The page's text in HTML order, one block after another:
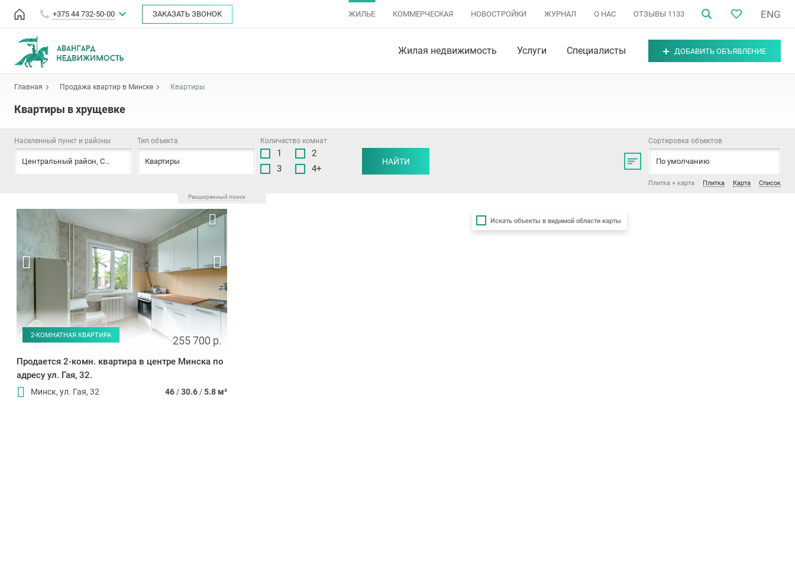
+375 44 732-50-00 ЗАКАЗАТЬ ЗВОНОК ЖИЛЬЕ КОММЕРЧЕСКАЯ НОВОСТРОЙКИ ЖУРНАЛ О НАС ОТЗЫВЫ 1133 ENG
Жилая недвижимость Услуги Специалисты ДОБАВИТЬ ОБЪЯВЛЕНИЕ
Главная Продажа квартир в Минске Квартиры
Квартиры в хрущевке
Населенный пункт и районы
Центральный район, Советский район ,Первомайский район Партизанский район Заводской район,Ленинский район Фрунзенский район,Минск,
Тип объекта
Квартиры
Количество комнат
1
2
3
4+
Расширенный поиск
НАЙТИ
Сортировка объектов
По умолчанию
Плитка + карта Плитка Карта Список
2-КОМНАТНАЯ КВАРТИРА 255 700 р.
Продается 2-комн. квартира в центре Минска по
адресу ул. Гая, 32.
Минск, ул. Гая, 32 46/30.6/5.8 м²
Искать объекты в видимой области карты